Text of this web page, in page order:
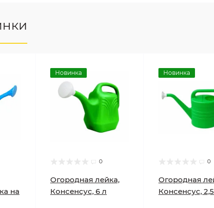
на
Новинка
0
Огородная лейка,
Консенсус, 6 л
Новинка
0
Огородная
Консенсус,